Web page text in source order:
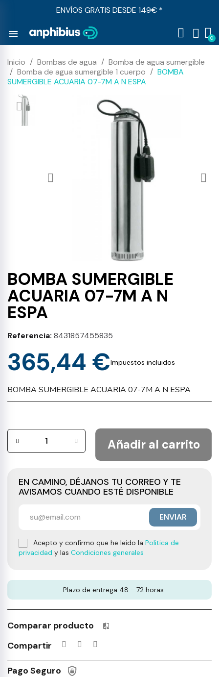
ENVÍOS GRATIS DESDE 149€ *
menu
Inicio Bombas de agua
Bomba de agua sumergible
Bomba de agua sumergible 1 cuerpo
BOMBA
SUMERGIBLE ACUARIA 07-7M A N ESPA
BOMBA SUMERGIBLE
ACUARIA 07-7M A N
ESPA
Referencia 8431857455835
365,44 €Impuestos incluidos
BOMBA SUMERGIBLE ACUARIA 07-7M A N ESPA
Añadir al carrito
EN CAMINO, DÉJANOS TU CORREO Y TE
AVISAMOS CUANDO ESTÉ DISPONIBLE
ENVIAR
Acepto y confirmo que he leído la Politica de
privacidad y las Condiciones generales
Plazo de entrega 48 - 72 horas
Comparar producto Productos incluidos en tu lista
Compartir
Pago Seguro